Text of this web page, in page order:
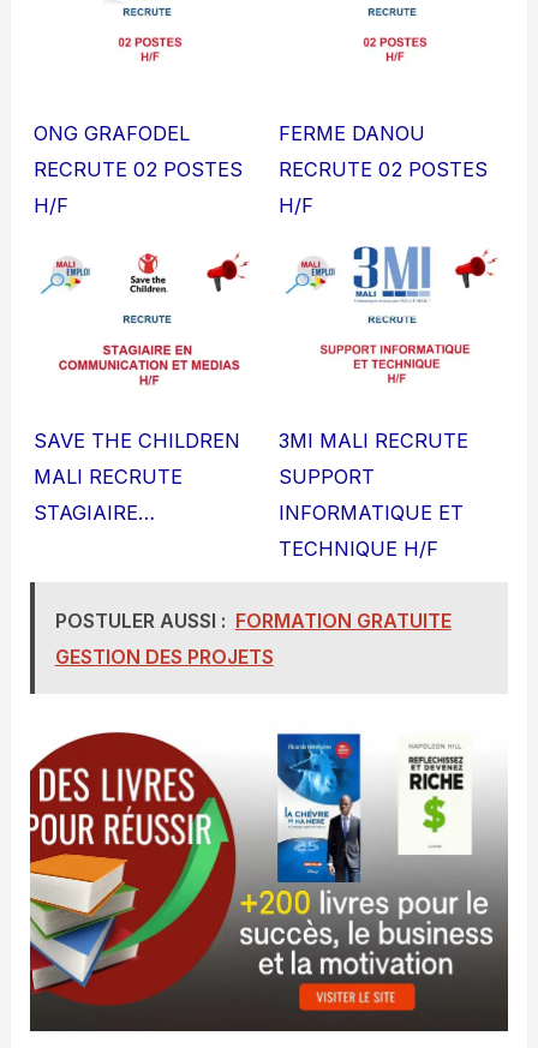
ONG GRAFODEL
RECRUTE 02 POSTES
H/F
FERME DANOU
RECRUTE 02 POSTES
H/F
SAVE THE CHILDREN
MALI RECRUTE
STAGIAIRE…
3MI MALI RECRUTE
SUPPORT
INFORMATIQUE ET
TECHNIQUE H/F
POSTULER AUSSI : FORMATION GRATUITE
GESTION DES PROJETS